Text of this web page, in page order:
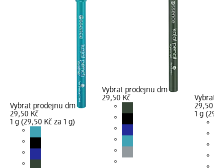
Vybrat prodejnu dm
29,50 Kč
1 g (29,50 Kč za 1 g)
Vybrat prodejnu dm
29,50 Kč
Vybrat
29,50 Kč
1 g